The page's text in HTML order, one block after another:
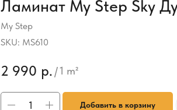
Ламинат My Step Sky
My Step
SKU: MS610
2 990 р. /1 m²
Добавить в корзину